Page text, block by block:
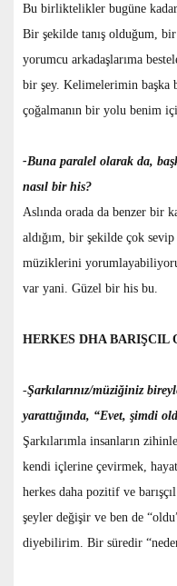
Bu birliktelikler bugüne kadar
Bir şekilde tanış olduğum,
yorumcu arkadaşlarıma
bir şey. Kelimelerimin başka
çoğalmanın bir yolu benim
-Buna paralel olarak da,
nasıl bir his?
Aslında orada da benzer bir
aldığım, bir şekilde çok
müziklerini
var yani. Güzel bir his bu.
HERKES DHA BARIŞCIL
-Şarkılarınız/müziğiniz
yarattığında, “Evet, şimdi
Şarkılarımla insanların
kendi içlerine çevirmek,
herkes daha pozitif ve
şeyler değişir ve ben de
diyebilirim. Bir süredir